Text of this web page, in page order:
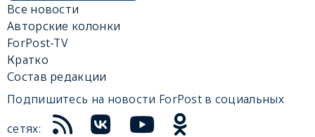
Все новости
Авторские колонки
ForPost-TV
Кратко
Состав редакции
Подпишитесь на новости ForPost в социальных
сетях: